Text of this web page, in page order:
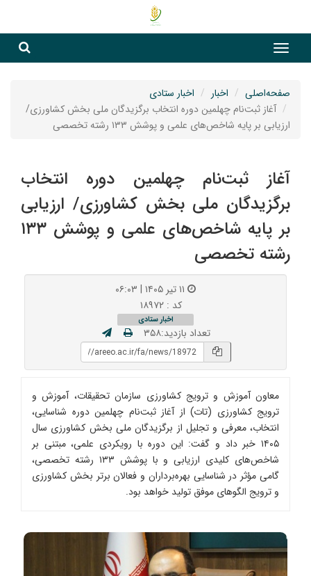
صفحه‌اصلی اخبار
اخبار ستادی
آغاز ثبت‌نام چهلمین دوره انتخاب برگزیدگان ملی بخش کشاورزی/
ارزیابی بر پایه شاخص‌های علمی و پوشش ۱۳۳ رشته تخصصی
آغاز ثبت‌نام چهلمین دوره انتخاب
برگزیدگان ملی بخش کشاورزی/ ارزیابی
بر پایه شاخص‌های علمی و پوشش ۱۳۳
رشته تخصصی
کد : ۱۸۹۷۲
اخبار ستادی
تعداد بازدید:۳۵۸
معاون آموزش و ترویج کشاورزی سازمان تحقیقات، آموزش و
ترویج کشاورزی (تات) از آغاز ثبت‌نام چهلمین دوره شناسایی،
انتخاب، معرفی و تجلیل از برگزیدگان ملی بخش کشاورزی سال
۱۴۰۵ خبر داد و گفت: این دوره با رویکردی علمی، مبتنی بر
شاخص‌های کلیدی ارزیابی و با پوشش ۱۳۳ رشته تخصصی،
گامی مؤثر در شناسایی بهره‌برداران و فعالان برتر بخش کشاورزی
و ترویج الگوهای موفق تولید خواهد بود.